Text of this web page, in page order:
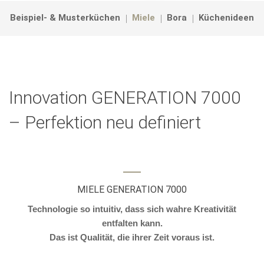
Beispiel- & Musterküchen Miele Bora Küchenideen
Innovation GENERATION 7000
– Perfektion neu definiert
MIELE GENERATION 7000
Technologie so intuitiv, dass sich wahre Kreativität
entfalten kann.
Das ist Qualität, die ihrer Zeit voraus ist.